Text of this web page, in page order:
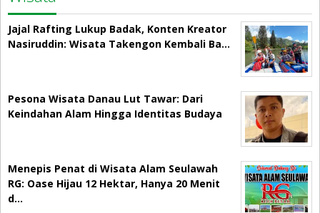
Jajal Rafting Lukup Badak, Konten Kreator
Nasiruddin: Wisata Takengon Kembali Ba…
Pesona Wisata Danau Lut Tawar: Dari
Keindahan Alam Hingga Identitas Budaya
Menepis Penat di Wisata Alam Seulawah
RG: Oase Hijau 12 Hektar, Hanya 20 Menit
d…